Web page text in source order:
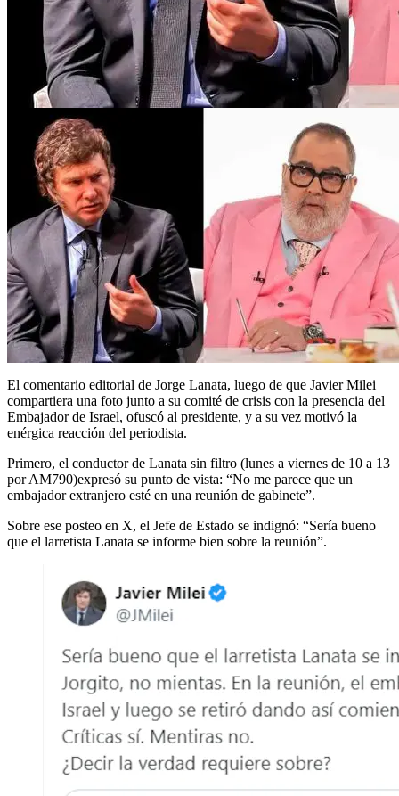
El comentario editorial de Jorge Lanata, luego de que Javier Milei
compartiera una foto junto a su comité de crisis con la presencia del
Embajador de Israel, ofuscó al presidente, y a su vez motivó la
enérgica reacción del periodista.
Primero, el conductor de Lanata sin filtro (lunes a viernes de 10 a 13
por AM790)expresó su punto de vista: “No me parece que un
embajador extranjero esté en una reunión de gabinete”.
Sobre ese posteo en X, el Jefe de Estado se indignó: “Sería bueno
que el larretista Lanata se informe bien sobre la reunión”.